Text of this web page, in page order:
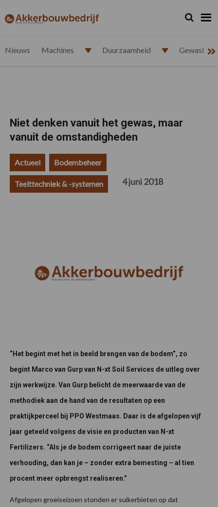
de
de
de
de
akkerbouwbedrijf.nl Zoeken...
Zoek
Nieuws Machines Duurzaamheid
Niet denken vanuit het gewas, maar
vanuit de omstandigheden
Actueel Bodembeheer
Teelttechniek & -systemen 4 juni 2018
“Het begint met het in beeld brengen van de bodem”, zo
begint Marco van Gurp van N-xt Soil Services de uitleg over
zijn werkwijze. Van Gurp belicht de meerwaarde van de
methodiek aan de hand van de resultaten op een
praktijkperceel bij PPO Westmaas. Daar is de afgelopen vijf
jaar geteeld volgens de visie en producten van N-xt
Fertilizers. “Als je de bodem corrigeert naar de juiste
verhouding, dan kan je – zonder extra bemesting – al tien
procent meer opbrengst realiseren.”
Afgelopen groeiseizoen stonden er suikerbieten op dat